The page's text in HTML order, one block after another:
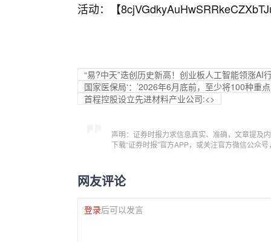
活动：【
“易?中天”迭创历史新高！创业板人工智能领涨AI
国家医保局‘：’2026年6月底前，至少将100种重
首程控股设立先进材料产业公司:<>
声明：证券时报力求信息真实、准确，文章提及
下载“证券时报”官方APP，或关注官方微信公众
网友评论
登录后可以发言